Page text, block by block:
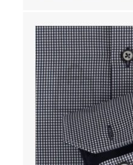
Kirjaudu
Ostoskori on tyhjä.
Takaisin kauppaan